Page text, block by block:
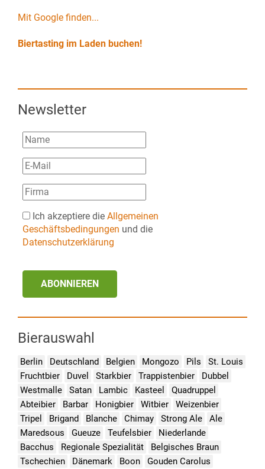
Mit Google finden...
Biertasting im Laden buchen!
Newsletter
Ich akzeptiere die Allgemeinen
Geschäftsbedingungen und die
Datenschutzerklärung
ABONNIEREN
Bierauswahl
Berlin Deutschland Belgien Mongozo Pils
St. Louis
Fruchtbier
Duvel Starkbier Trappistenbier
Dubbel
Westmalle
Satan Lambic Kasteel
Quadruppel
Abteibier
Barbar Honigbier Witbier
Weizenbier
Tripel
Brigand Blanche Chimay Strong Ale
Ale
Maredsous
Gueuze Teufelsbier
Niederlande
Bacchus
Regionale Spezialität
Belgisches Braun
Tschechien
Dänemark Boon
Gouden Carolus